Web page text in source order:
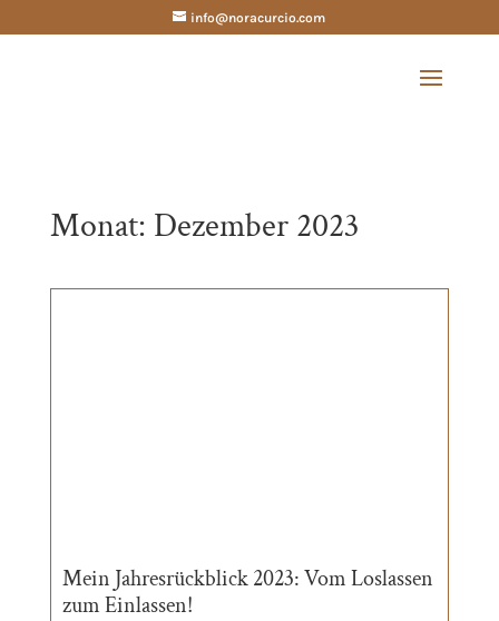
info@noracurcio.com
Monat: Dezember 2023
Mein Jahresrückblick 2023: Vom Loslassen
zum Einlassen!